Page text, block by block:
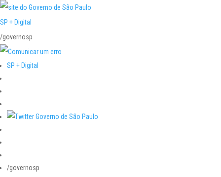
SP + Digital
/governosp
SP + Digital
/governosp